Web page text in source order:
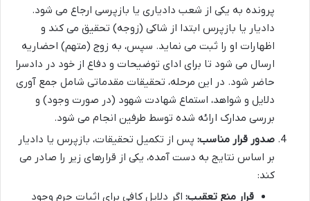
پرونده به یکی از شعب دادیاری یا بازپرسی ارجاع می شود.
دادیار یا بازپرس ابتدا از شاکی (زوجه) تحقیق می کند و
اظهارات او را ثبت می نماید. سپس، به زوج (متهم) احضاریه
ارسال می شود تا برای ادای توضیحات و دفاع از خود در دادسرا
حاضر شود. در این مرحله، تحقیقات مقدماتی شامل جمع آوری
دلایل و شواهد، استماع شهادت شهود (در صورت وجود) و
بررسی مدارک ارائه شده توسط طرفین انجام می شود.
صدور قرار مناسب: پس از تکمیل تحقیقات، بازپرس یا دادیار
بر اساس نتایج به دست آمده، یکی از قرارهای زیر را صادر می
کند:
قرار منع تعقیب: اگر دلایل کافی برای اثبات جرم وجود